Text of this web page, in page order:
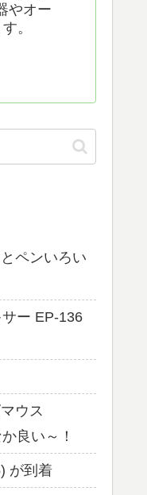
やオー
。
ペンいろい
ー EP-136
ウス
良い～！
が到着